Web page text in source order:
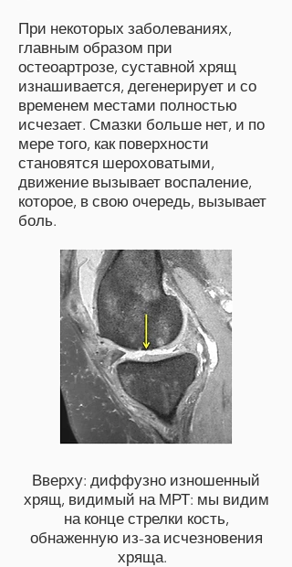
При некоторых заболеваниях,
главным образом при
остеоартрозе, суставной хрящ
изнашивается, дегенерирует и со
временем местами полностью
исчезает. Смазки больше нет, и по
мере того, как поверхности
становятся шероховатыми,
движение вызывает воспаление,
которое, в свою очередь, вызывает
боль.
Вверху: диффузно изношенный
хрящ, видимый на МРТ: мы видим
на конце стрелки кость,
обнаженную из-за исчезновения
хряща.